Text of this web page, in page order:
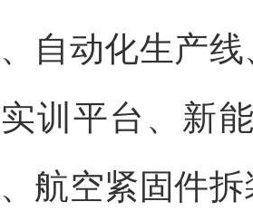
自动化生产
训平台、新
航空紧固件